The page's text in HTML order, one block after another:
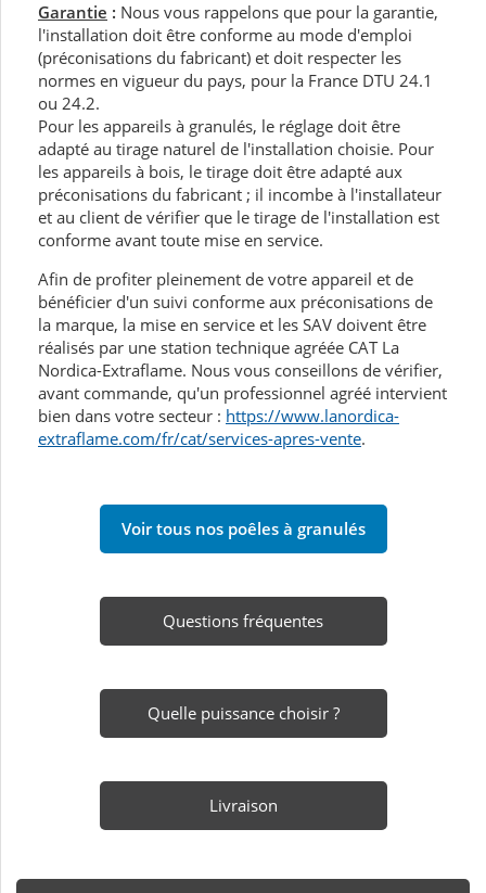
Garantie : Nous vous rappelons que pour la garantie,
l'installation doit être conforme au mode d'emploi
(préconisations du fabricant) et doit respecter les
normes en vigueur du pays, pour la France DTU 24.1
ou 24.2.
Pour les appareils à granulés, le réglage doit être
adapté au tirage naturel de l'installation choisie. Pour
les appareils à bois, le tirage doit être adapté aux
préconisations du fabricant ; il incombe à l'installateur
et au client de vérifier que le tirage de l'installation est
conforme avant toute mise en service.
Afin de profiter pleinement de votre appareil et de
bénéficier d'un suivi conforme aux préconisations de
la marque, la mise en service et les SAV doivent être
réalisés par une station technique agréée CAT La
Nordica-Extraflame. Nous vous conseillons de vérifier,
avant commande, qu'un professionnel agréé intervient
bien dans votre secteur : https://www.lanordica-
extraflame.com/fr/cat/services-apres-vente.
Voir tous nos poêles à granulés
Questions fréquentes
Quelle puissance choisir ?
Livraison